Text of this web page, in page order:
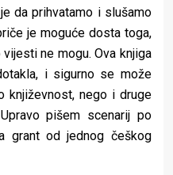
da prihvatamo i slušamo
je moguće dosta toga,
ne mogu. Ova knjiga
i sigurno se može
književnost, nego i druge
pišem scenarij po
grant od jednog češkog